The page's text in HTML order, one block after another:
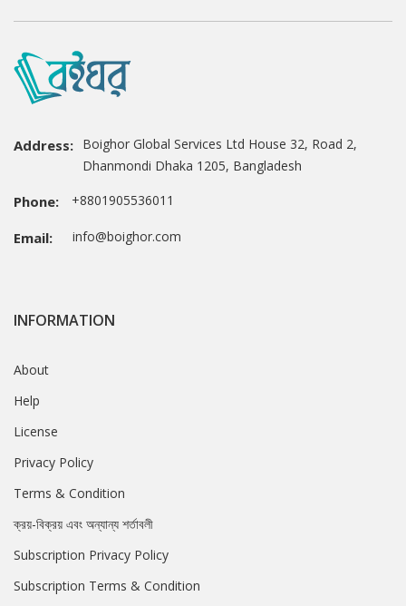
Address: Boighor Global Services Ltd House 32, Road 2,
Dhanmondi Dhaka 1205, Bangladesh
Phone: +8801905536011
Email: info@boighor.com
INFORMATION
About
Help
License
Privacy Policy
Terms & Condition
ক্রয়-বিক্রয় এবং অন্যান্য শর্তাবলী
Subscription Privacy Policy
Subscription Terms & Condition